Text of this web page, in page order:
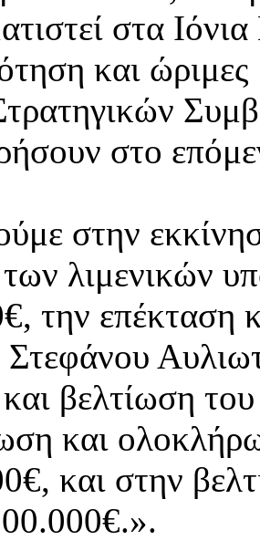
στα
και ώριμες
στο
στην
λιμενικών
την επέκταση
Στεφάνου
βελτίωση
και
και στην